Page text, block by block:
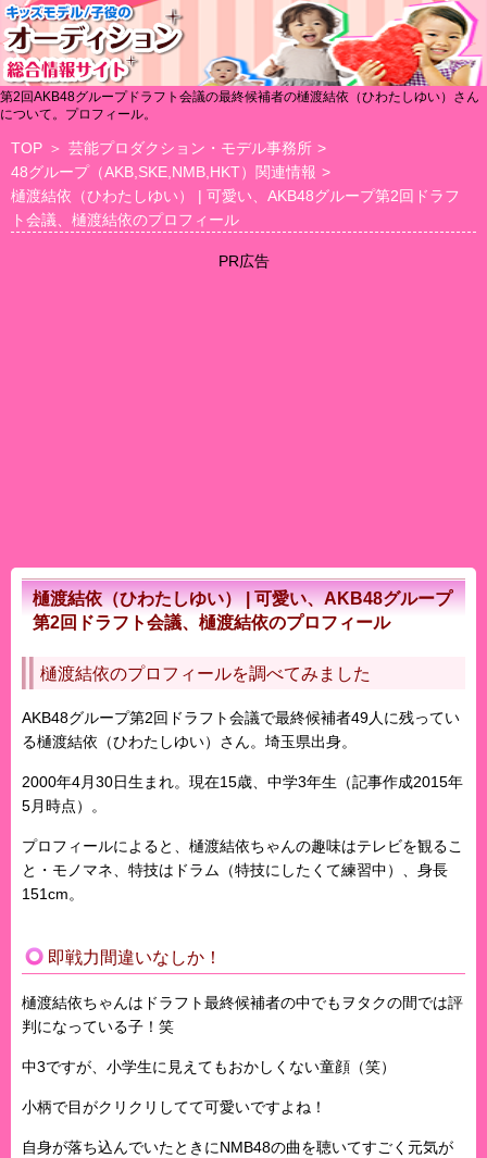
第2回AKB48グループドラフト会議の最終候補者の樋渡結依（ひわたしゆい）さん
について。プロフィール。
TOP ＞ 芸能プロダクション・モデル事務所 >
48グループ（AKB,SKE,NMB,HKT）関連情報 >
樋渡結依（ひわたしゆい） | 可愛い、AKB48グループ第2回ドラフ
ト会議、樋渡結依のプロフィール
PR広告
樋渡結依（ひわたしゆい） | 可愛い、AKB48グループ
第2回ドラフト会議、樋渡結依のプロフィール
樋渡結依のプロフィールを調べてみました
AKB48グループ第2回ドラフト会議で最終候補者49人に残ってい
る樋渡結依 （ひわたしゆい）さん。埼玉県出身。
2000年4月30日生まれ。現在15歳、中学3年生（記事作成2015年
5月時点）。
プロフィールによると、樋渡結依ちゃんの趣味はテレビを観るこ
と・モノマネ、特技はドラム（特技にしたくて練習中）、身長
151cm。
即戦力間違いなしか！
樋渡結依ちゃんはドラフト最終候補者の中でもヲタクの間では評
判になっている子！笑
中3ですが、小学生に見えてもおかしくない童顔（笑）
小柄で目がクリクリしてて可愛いですよね！
自身が落ち込んでいたときにNMB48の曲を聴いてすごく元気が